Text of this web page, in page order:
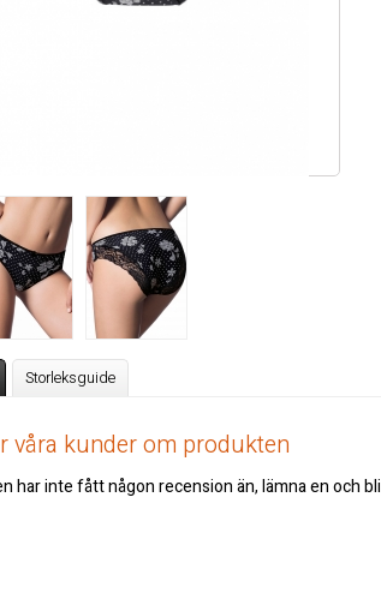
Storleksguide
våra kunder om produkten
har inte fått någon recension än, lämna en och